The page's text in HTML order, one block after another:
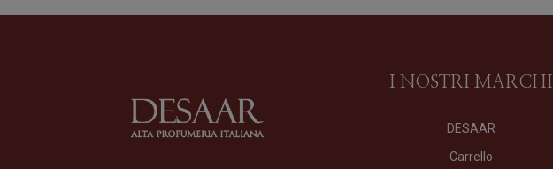
I NOSTRI MARCHI
DESAAR
Carrello